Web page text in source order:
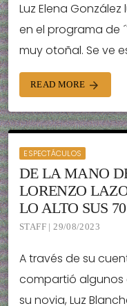
Luz Elena
en el programa de
muy otoñal. Se ve
READ MORE arrow_forward
ESPECTÁCULOS
DE LA MANO
LORENZO
LO ALTO SUS
STAFF | 29/08/2023
A través de su
compartió algunos
su novia, Luz